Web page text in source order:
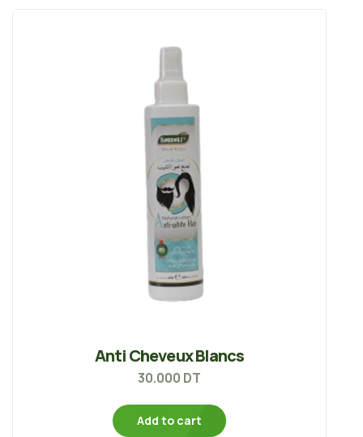
Anti Cheveux Blancs
30.000 DT
Add to cart